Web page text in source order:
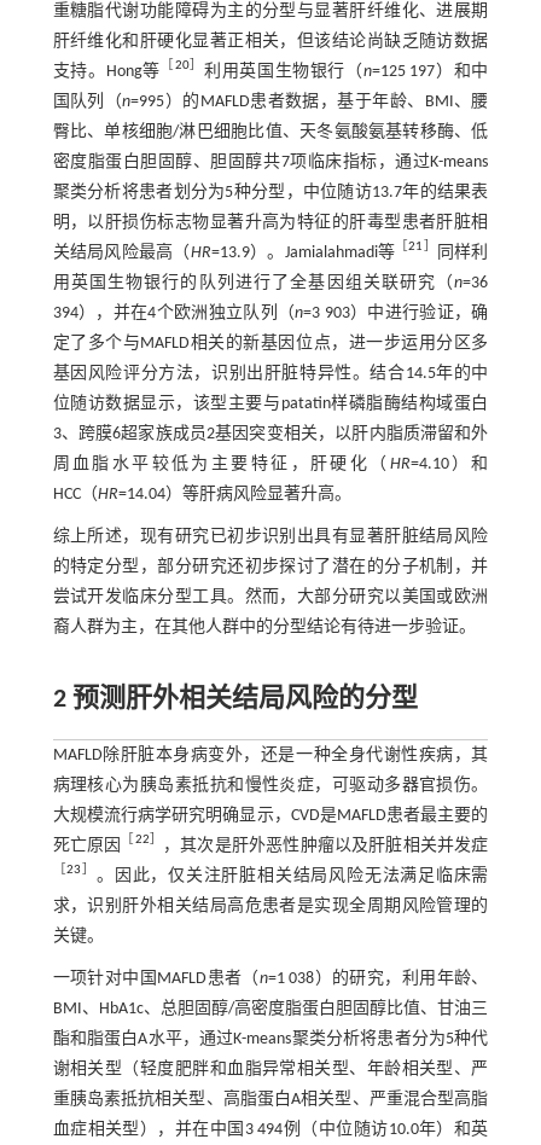
重糖脂代谢功能障碍为主的分型与显著肝纤维化、进展期
肝纤维化和肝硬化显著正相关，但该结论尚缺乏随访数据
支持。Hong等 ［20］ 利用英国生物银行（n=125 197）和中
国队列（n=995）的MAFLD患者数据，基于年龄、BMI、腰
臀比、单核细胞/淋巴细胞比值、天冬氨酸氨基转移酶、低
密度脂蛋白胆固醇、胆固醇共7项临床指标，通过K-means
聚类分析将患者划分为5种分型，中位随访13.7年的结果表
明，以肝损伤标志物显著升高为特征的肝毒型患者肝脏相
关结局风险最高（HR=13.9）。Jamialahmadi等 ［21］
同样利
用英国生物银行的队列进行了全基因组关联研究（n=36
394），并在4个欧洲独立队列（n=3 903）中进行验证，确
定了多个与MAFLD相关的新基因位点，进一步运用分区多
基因风险评分方法，识别出肝脏特异性。结合14.5年的中
位随访数据显示，该型主要与patatin样磷脂酶结构域蛋白
3、跨膜6超家族成员2基因突变相关，以肝内脂质滞留和外
周血脂水平较低为主要特征，肝硬化（ HR=4.10）和
HCC（HR=14.04）等肝病风险显著升高。
综上所述，现有研究已初步识别出具有显著肝脏结局风险
的特定分型，部分研究还初步探讨了潜在的分子机制，并
尝试开发临床分型工具。然而，大部分研究以美国或欧洲
裔人群为主，在其他人群中的分型结论有待进一步验证。
2 预测肝外相关结局风险的分型
MAFLD除肝脏本身病变外，还是一种全身代谢性疾病，其
病理核心为胰岛素抵抗和慢性炎症，可驱动多器官损伤。
大规模流行病学研究明确显示，CVD是MAFLD患者最主要的
死亡原因
［22］ ，其次是肝外恶性肿瘤以及肝脏相关并发症
［23］ 。因此，仅关注肝脏相关结局风险无法满足临床需
求，识别肝外相关结局高危患者是实现全周期风险管理的
关键。
一项针对中国MAFLD患者（n=1 038）的研究，利用年龄、
BMI、HbA1c、总胆固醇/高密度脂蛋白胆固醇比值、甘油三
酯和脂蛋白A水平，通过K-means聚类分析将患者分为5种代
谢相关型（轻度肥胖和血脂异常相关型、年龄相关型、严
重胰岛素抵抗相关型、高脂蛋白A相关型、严重混合型高脂
血症相关型），并在中国3 494例（中位随访10.0年）和英